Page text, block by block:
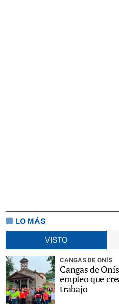
LO MÁS
VISTO
CANGAS DE ONÍS
Cangas de
empleo que
trabajo